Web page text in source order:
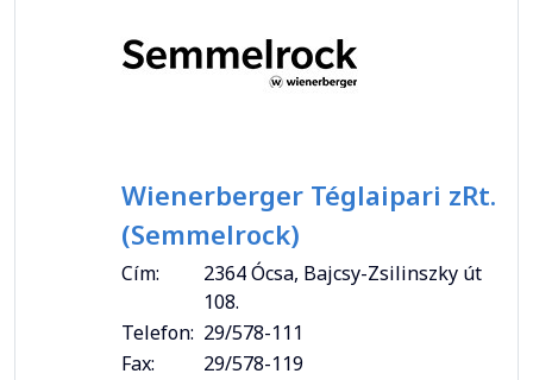
Wienerberger Téglaipari zRt.
(Semmelrock)
Cím:
2364 Ócsa, Bajcsy-Zsilinszky út
108.
Telefon: 29/578-111
Fax:
29/578-119